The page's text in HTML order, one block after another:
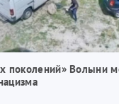
поколений» Волыни